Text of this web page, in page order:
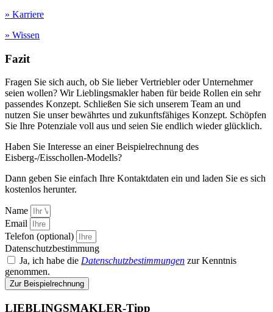
» Karriere
» Wissen
Fazit
Fragen Sie sich auch, ob Sie lieber Vertriebler oder Unternehmer
seien wollen? Wir Lieblingsmakler haben für beide Rollen ein sehr
passendes Konzept. Schließen Sie sich unserem Team an und
nutzen Sie unser bewährtes und zukunftsfähiges Konzept. Schöpfen
Sie Ihre Potenziale voll aus und seien Sie endlich wieder glücklich.
Haben Sie Interesse an einer Beispielrechnung des
Eisberg-/Eisschollen-Modells?
Dann geben Sie einfach Ihre Kontaktdaten ein und laden Sie es sich
kostenlos herunter.
Name
Email
Telefon (optional)
Datenschutzbestimmung
Ja, ich habe die Datenschutzbestimmungen zur Kenntnis
genommen.
Zur Beispielrechnung
LIEBLINGSMAKLER-Tipp